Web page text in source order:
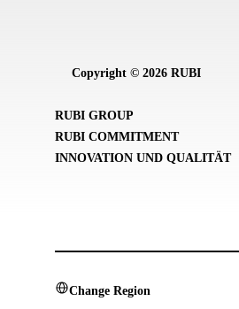
Copyright © 2026 RUBI
RUBI GROUP
RUBI COMMITMENT
INNOVATION UND QUALITÄT
Change Region